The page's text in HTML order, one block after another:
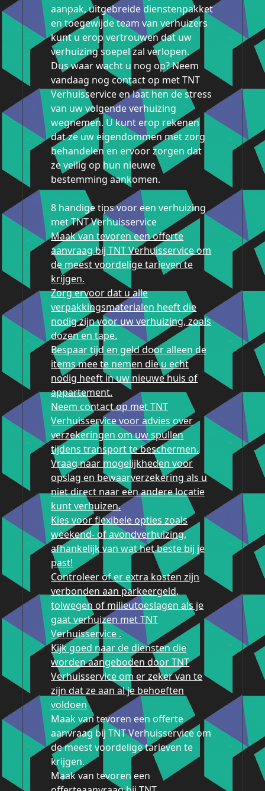
aanpak, uitgebreide dienstenpakket
en toegewijde team van verhuizers
kunt u erop vertrouwen dat uw
verhuizing soepel zal verlopen.
Dus waar wacht u nog op? Neem
vandaag nog contact op met TNT
Verhuisservice en laat hen de stress
van uw volgende verhuizing
wegnemen. U kunt erop rekenen
dat ze uw eigendommen met zorg
behandelen en ervoor zorgen dat
ze veilig op hun nieuwe
bestemming aankomen.
8 handige tips voor een verhuizing
met TNT Verhuisservice
Maak van tevoren een offerte
aanvraag bij TNT Verhuisservice om
de meest voordelige tarieven te
krijgen.
Zorg ervoor dat u alle
verpakkingsmaterialen heeft die
nodig zijn voor uw verhuizing, zoals
dozen en tape.
Bespaar tijd en geld door alleen de
items mee te nemen die u echt
nodig heeft in uw nieuwe huis of
appartement.
Neem contact op met TNT
Verhuisservice voor advies over
verzekeringen om uw spullen
tijdens transport te beschermen.
Vraag naar mogelijkheden voor
opslag en bewaarverzekering als u
niet direct naar een andere locatie
kunt verhuizen.
Kies voor flexibele opties zoals
weekend- of avondverhuizing,
afhankelijk van wat het beste bij je
past!
Controleer of er extra kosten zijn
verbonden aan parkeergeld,
tolwegen of milieutoeslagen als je
gaat verhuizen met TNT
Verhuisservice .
Kijk goed naar de diensten die
worden aangeboden door TNT
Verhuisservice om er zeker van te
zijn dat ze aan al je behoeften
voldoen
Maak van tevoren een offerte
aanvraag bij TNT Verhuisservice om
de meest voordelige tarieven te
krijgen.
Maak van tevoren een